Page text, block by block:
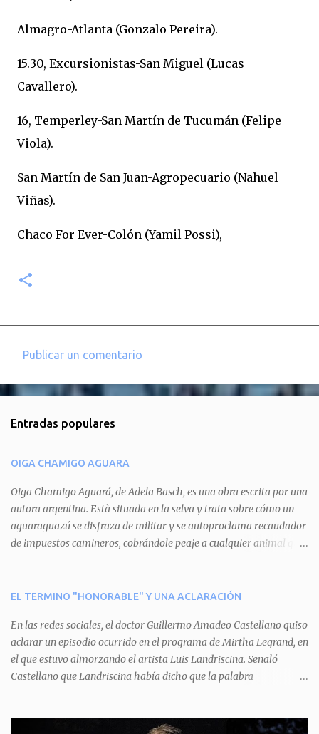
Almagro-Atlanta (Gonzalo Pereira).
15.30, Excursionistas-San Miguel (Lucas
Cavallero).
16, Temperley-San Martín de Tucumán (Felipe
Viola).
San Martín de San Juan-Agropecuario (Nahuel
Viñas).
Chaco For Ever-Colón (Yamil Possi),
o
e
t
a
r
i
o
Publicar un comentario
Entradas populares
OIGA CHAMIGO AGUARA
Oiga Chamigo Aguará, de Adela Basch, es una obra escrita por una
autora argentina. Està situada en la selva y trata sobre cómo un
aguaraguazú se disfraza de militar y se autoproclama recaudador
de impuestos camineros, cobrándole peaje a cualquier animal que
aguará le provoca. De igual manera pasa con Tatú, el armadillo.
del aguará y pasa sin pagar. Por último, Tui, la cotorra, deja
expuesta la mentira del aguará y arenga a los otros tres
personajes a unirse para enfrentarlo. Finalmente, terminan por
quitarle el disfraz de militar, y el aguará huye despavorido al verse
una propuesta muy divertida con canciones en vivo, máscaras, una
EL TERMINO "HONORABLE" Y UNA ACLARACIÓN
En las redes sociales, el doctor Guillermo Amadeo Castellano quiso
aclarar un episodio ocurrido en el programa de Mirtha Legrand, en
el que estuvo almorzando el artista Luis Landriscina. Señaló
Castellano que Landriscina había dicho que la palabra
servicio a la patria y debía ser sin remuneración". Agrega el letrado